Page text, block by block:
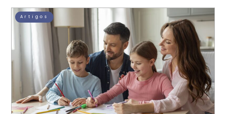
Artigos